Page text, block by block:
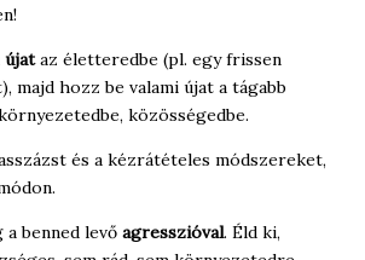
újataz életteredbe (pl. egy frissen
majd hozz be valami újat a tágabb
közösségedbe.
és a kézrátételes módszereket,
benned levő agresszióval. Éld ki,